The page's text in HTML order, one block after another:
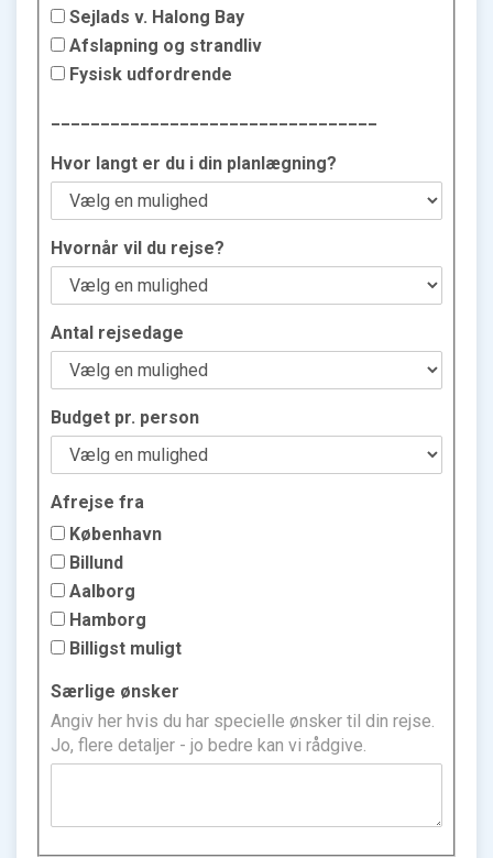
Sejlads v. Halong Bay
Afslapning og strandliv
Fysisk udfordrende
Hvor langt er du i din planlægning?
Hvornår vil du rejse?
Antal rejsedage
Budget pr. person
Afrejse fra
København
Billund
Aalborg
Hamborg
Billigst muligt
Særlige ønsker
Angiv her hvis du har specielle ønsker til din rejse.
Jo, flere detaljer - jo bedre kan vi rådgive.